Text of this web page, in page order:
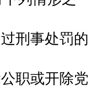
事处罚
或开除党